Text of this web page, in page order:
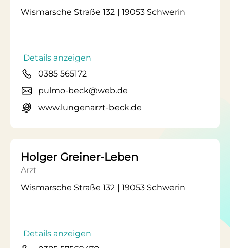
Wismarsche Straße 132 | 19053 Schwerin
Details anzeigen
0385 565172
pulmo-beck@web.de
www.lungenarzt-beck.de
Holger Greiner-Leben
Arzt
Wismarsche Straße 132 | 19053 Schwerin
Details anzeigen